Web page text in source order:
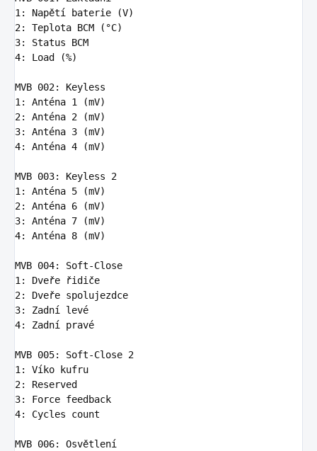
1:
Napětí baterie (V)
2:
Teplota BCM (°C)
3:
Status BCM
4: Load (%)
MVB 002:
Keyless
1:
Anténa 1 (mV)
2:
Anténa 2 (mV)
3:
Anténa 3 (mV)
4: Anténa 4 (mV)
MVB 003:
Keyless 2
1:
Anténa 5 (mV)
2:
Anténa 6 (mV)
3:
Anténa 7 (mV)
4: Anténa 8 (mV)
MVB 004:
Soft-Close
1:
Dveře řidiče
2:
Dveře spolujezdce
3:
Zadní levé
4: Zadní pravé
MVB 005:
Soft-Close 2
1:
Víko kufru
2:
Reserved
3:
Force feedback
4: Cycles count
MVB 006:
Osvětlení